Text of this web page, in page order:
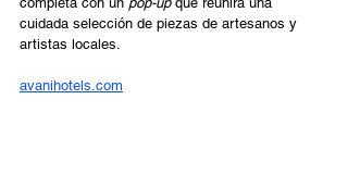
cuidada selección de piezas de artesanos y
artistas locales.
avanihotels.com